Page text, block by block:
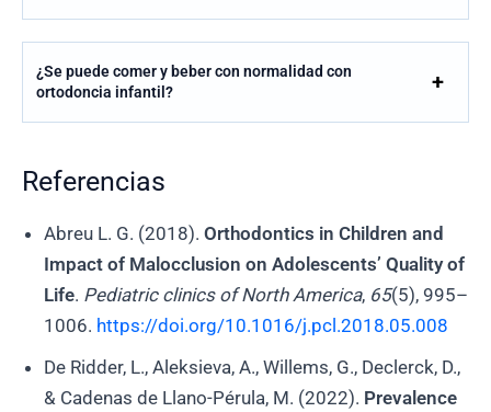
¿Se puede comer y beber con normalidad con
ortodoncia infantil?
Referencias
Abreu L. G. (2018). Orthodontics in Children and
Impact of Malocclusion on Adolescents’ Quality of
Life. Pediatric clinics of North America, 65(5), 995–
1006. https://doi.org/10.1016/j.pcl.2018.05.008
De Ridder, L., Aleksieva, A., Willems, G., Declerck, D.,
& Cadenas de Llano-Pérula, M. (2022). Prevalence